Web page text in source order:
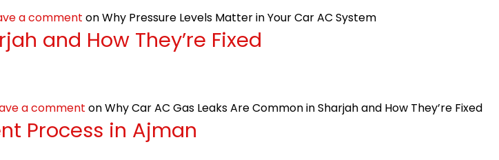
a comment on Why Pressure Levels Matter in Your Car AC System
and How They’re Fixed
a comment on Why Car AC Gas Leaks Are Common in Sharjah and How They’re Fixed
Process in Ajman